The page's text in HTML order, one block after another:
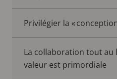
Privilégier la «
La collaboration tout au
valeur est primordiale